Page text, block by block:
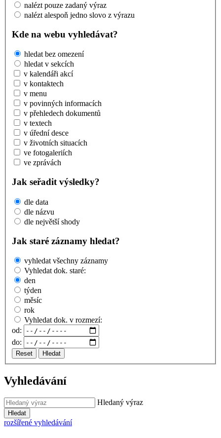
nalézt pouze zadaný výraz
nalézt alespoň jedno slovo z výrazu
Kde na webu vyhledávat?
hledat bez omezení
hledat v sekcích
v kalendáři akcí
v kontaktech
v menu
v povinných informacích
v přehledech dokumentů
v textech
v úřední desce
v životních situacích
ve fotogaleriích
ve zprávách
Jak seřadit výsledky?
dle data
dle názvu
dle největší shody
Jak staré záznamy hledat?
vyhledat všechny záznamy
Vyhledat dok. staré:
den
týden
měsíc
rok
Vyhledat dok. v rozmezí:
od:
do:
Reset Hledat
Vyhledávání
Hledaný výraz
Hledat
rozšířené vyhledávání